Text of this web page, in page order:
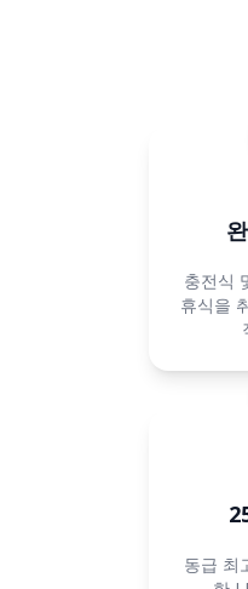
충전식
휴식을
동급 최